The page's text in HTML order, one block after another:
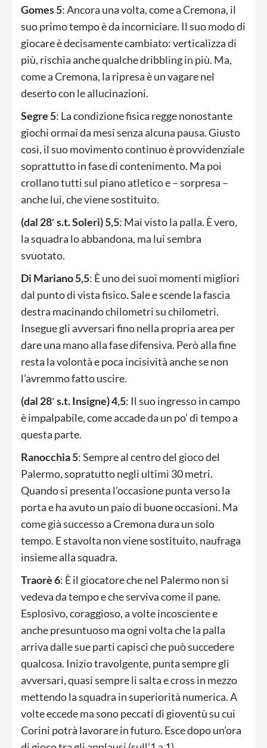
Gomes 5: Ancora una volta, come a Cremona, il
suo primo tempo è da incorniciare. Il suo modo di
giocare è decisamente cambiato: verticalizza di
più, rischia anche qualche dribbling in più. Ma,
come a Cremona, la ripresa è un vagare nel
deserto con le allucinazioni.
Segre 5: La condizione fisica regge nonostante
giochi ormai da mesi senza alcuna pausa. Giusto
così, il suo movimento continuo è provvidenziale
soprattutto in fase di contenimento. Ma poi
crollano tutti sul piano atletico e – sorpresa –
anche lui, che viene sostituito.
(dal 28′ s.t. Soleri) 5,5: Mai visto la palla. È vero,
la squadra lo abbandona, ma lui sembra
svuotato.
Di Mariano 5,5: È uno dei suoi momenti migliori
dal punto di vista fisico. Sale e scende la fascia
destra macinando chilometri su chilometri.
Insegue gli avversari fino nella propria area per
dare una mano alla fase difensiva. Però alla fine
resta la volontà e poca incisività anche se non
l’avremmo fatto uscire.
(dal 28′ s.t. Insigne) 4,5: Il suo ingresso in campo
è impalpabile, come accade da un po’ di tempo a
questa parte.
Ranocchia 5: Sempre al centro del gioco del
Palermo, sopratutto negli ultimi 30 metri.
Quando si presenta l’occasione punta verso la
porta e ha avuto un paio di buone occasioni. Ma
come già successo a Cremona dura un solo
tempo. E stavolta non viene sostituito, naufraga
insieme alla squadra.
Traorè 6: È il giocatore che nel Palermo non si
vedeva da tempo e che serviva come il pane.
Esplosivo, coraggioso, a volte incosciente e
anche presuntuoso ma ogni volta che la palla
arriva dalle sue parti capisci che può succedere
qualcosa. Inizio travolgente, punta sempre gli
avversari, quasi sempre li salta e cross in mezzo
mettendo la squadra in superiorità numerica. A
volte eccede ma sono peccati di gioventù su cui
Corini potrà lavorare in futuro. Esce dopo un’ora